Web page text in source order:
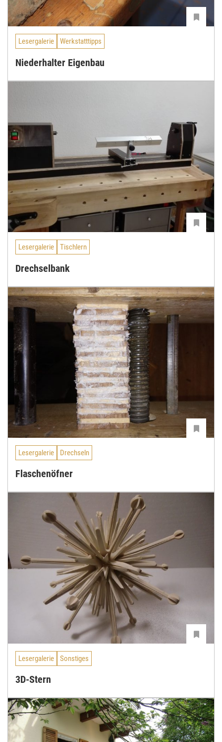
Lesergalerie Werkstatttipps
Niederhalter Eigenbau
Lesergalerie Tischlern
Drechselbank
Lesergalerie Drechseln
Flaschenöfner
Lesergalerie Sonstiges
3D-Stern